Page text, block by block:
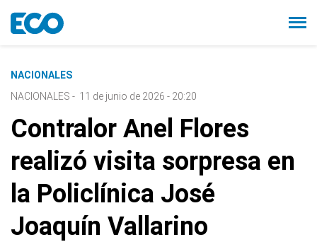
NACIONALES
NACIONALES - 11 de junio de 2026 - 20:20
Contralor Anel Flores
realizó visita sorpresa en
la Policlínica José
Joaquín Vallarino